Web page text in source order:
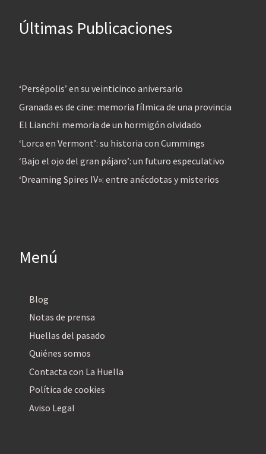
Últimas Publicaciones
‘Persépolis’ en su veinticinco aniversario
Granada es de cine: memoria fílmica de una provincia
El Lianchi: memoria de un hormigón olvidado
‘Lorca en Vermont’: su historia con Cummings
‘Bajo el ojo del gran pájaro’: un futuro especulativo
‘Dreaming Spires IV»: entre anécdotas y misterios
Menú
Blog
Notas de prensa
Huellas del pasado
Quiénes somos
Contacta con La Huella
Política de cookies
Aviso Legal